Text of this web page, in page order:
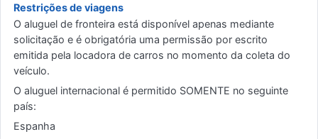
Restrições de viagens
O aluguel de fronteira está disponível apenas mediante
solicitação e é obrigatória uma permissão por escrito
emitida pela locadora de carros no momento da coleta do
veículo.
O aluguel internacional é permitido SOMENTE no seguinte
país:
Espanha